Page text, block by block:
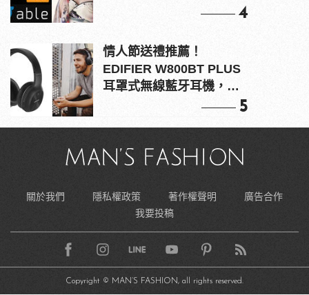
4
情人節送禮推薦！
EDIFIER W800BT PLUS
耳罩式無線藍牙耳機，在
5
關於我們 隱私權政策 著作權聲明
廣告合作
我要投稿
Copyright © MAN’S FASHION, all rights reserved.